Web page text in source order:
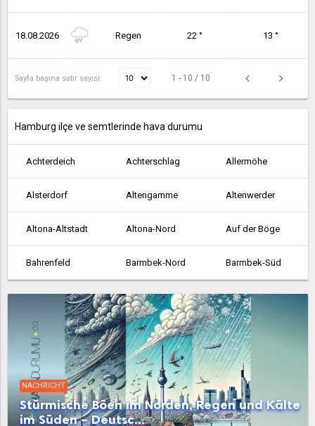
18.08.2026 Regen 22 ° 13 °
Sayfa başına satır sayısı: 1 - 10 / 10
Hamburg ilçe ve semtlerinde hava durumu
Achterdeich Achterschlag Allermöhe
Alsterdorf Altengamme Altenwerder
Altona-Altstadt Altona-Nord Auf der Böge
Bahrenfeld Barmbek-Nord Barmbek-Süd
Bergedorf Bergstedt Billbrook
Billstedt Billwerder an der Bille Blankenese
Boberg Borgfelde Borghorst
Brakenburg Bramfeld Cranz
NACHRICHT
Stürmische Böen im Norden, Regen und Kälte
im Süden – Deutsc...